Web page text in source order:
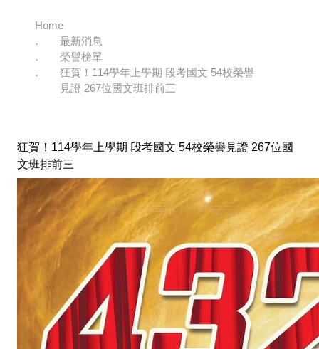
Home
最新消息
榮譽榜單
狂賀！114學年上學期 段考國文 54校榮譽
見證 267位國文班排前三
狂賀！114學年上學期 段考國文 54校榮譽見證 267位國
文班排前三